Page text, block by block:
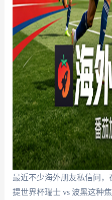
最近不少海外朋友私信问，
提世界杯瑞士 vs 波黑这种